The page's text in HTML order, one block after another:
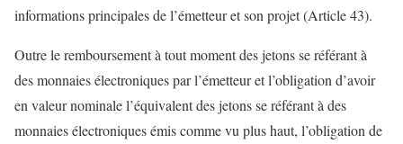
informations principales de l’émetteur et son projet (Article 43).
Outre le remboursement à tout moment des jetons se référant à
des monnaies électroniques par l’émetteur et l’obligation d’avoir
en valeur nominale l’équivalent des jetons se référant à des
monnaies électroniques émis comme vu plus haut, l’obligation de